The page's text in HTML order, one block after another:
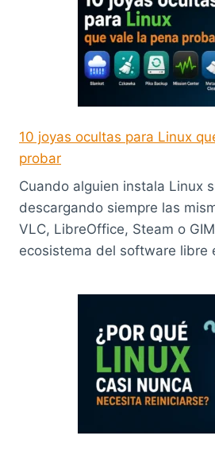
10 joyas ocultas para Linux
probar
Cuando alguien instala Linux
descargando siempre las
VLC, LibreOffice, Steam o
ecosistema del software libre